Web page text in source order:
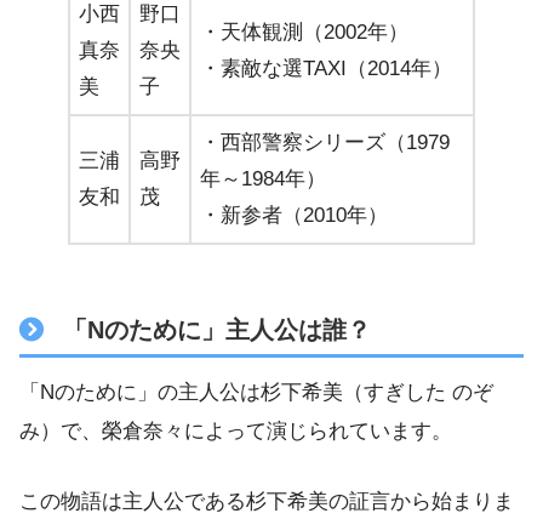
小西
真奈
美
野口
奈央
子
・天体観測（2002年）
・素敵な選TAXI（2014年）
三浦
友和
高野
茂
・西部警察シリーズ（1979
年～1984年）
・新参者（2010年）
「Nのために」主人公は誰？
「Nのために」の主人公は杉下希美（すぎした のぞ
み）で、榮倉奈々によって演じられています。
この物語は主人公である杉下希美の証言から始まりま